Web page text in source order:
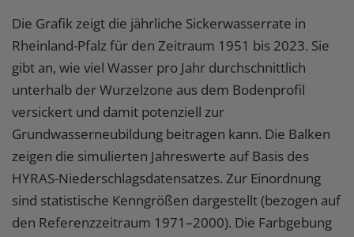
Die Grafik zeigt die jährliche Sickerwasserrate in
Rheinland-Pfalz für den Zeitraum 1951 bis 2023. Sie
gibt an, wie viel Wasser pro Jahr durchschnittlich
unterhalb der Wurzelzone aus dem Bodenprofil
versickert und damit potenziell zur
Grundwasserneubildung beitragen kann. Die Balken
zeigen die simulierten Jahreswerte auf Basis des
HYRAS-Niederschlagsdatensatzes. Zur Einordnung
sind statistische Kenngrößen dargestellt (bezogen auf
den Referenzzeitraum 1971–2000). Die Farbgebung